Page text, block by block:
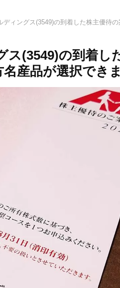
ディングス(3549)の到着した株主優待
(3549)の到着し
産品が選択でき